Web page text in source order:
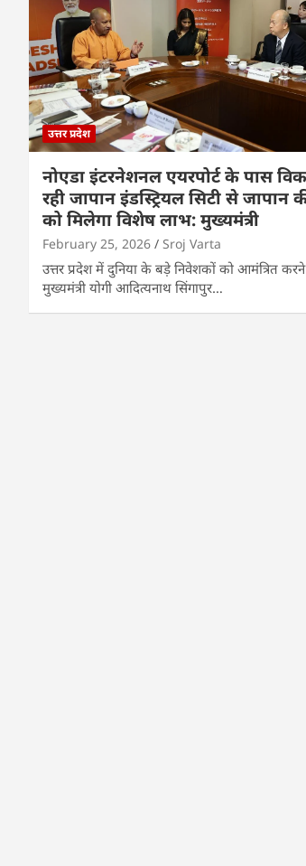
उत्तर प्रदेश
नोएडा इंटरनेशनल एयरपोर्ट के पास
रही जापान इंडस्ट्रियल सिटी से जापान
को मिलेगा विशेष लाभ: मुख्यमंत्री
February 25, 2026 Sroj Varta
उत्तर प्रदेश में दुनिया के बड़े निवेशकों को आमंत्रित
मुख्यमंत्री योगी आदित्यनाथ सिंगापुर…